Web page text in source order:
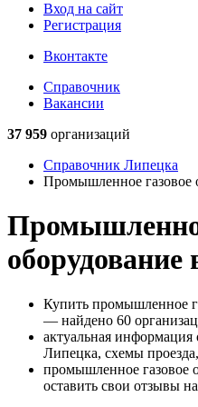
Вход на сайт
Регистрация
Вконтакте
Справочник
Вакансии
37 959 организаций
Справочник Липецка
Промышленное газовое
оборудование
Купить промышленное
— найдено 60
актуальная информация
Липецка, схемы
промышленное
оставить свои отзывы